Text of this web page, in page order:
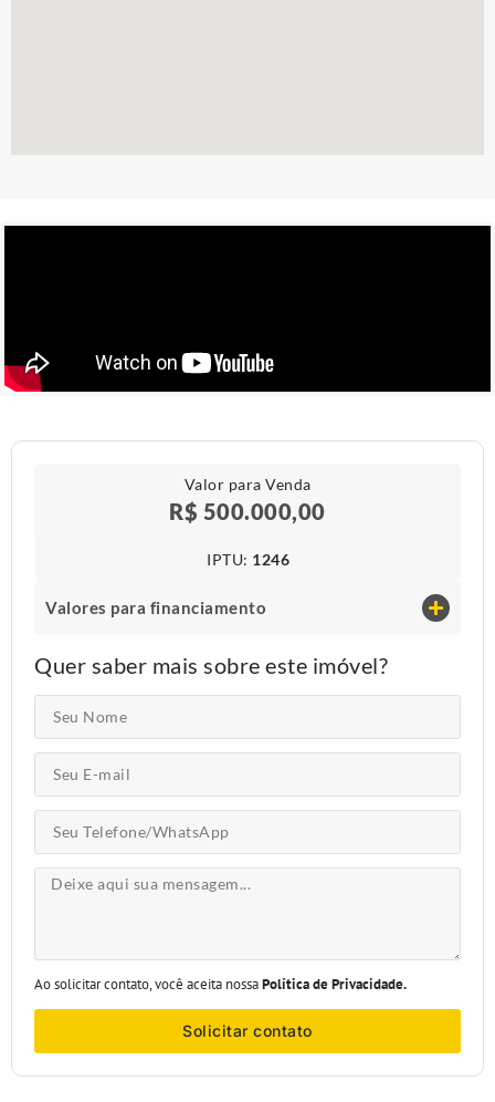
Valor para Venda
R$ 500.000,00
IPTU​: 1246
Valores para financiamento
Quer saber mais sobre este imóvel?
Ao solicitar contato, você aceita nossaPolítica de Privacidade.
Solicitar contato